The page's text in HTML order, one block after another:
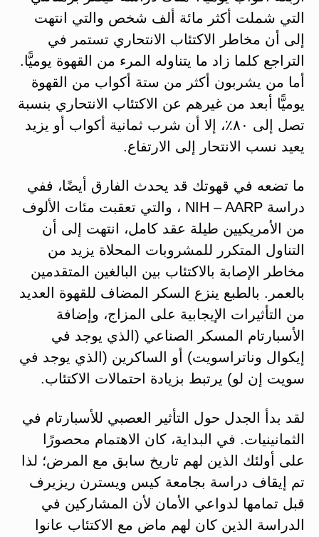
التي شملت أكثر مائة ألف شخص والتي انتهت
إلى أن مخاطر الاكتئاب الانتحاري تستمر في
التراجع كلما زاد ما يتناوله المرء من القهوة يوميًّا.
أما من يشربون أكثر من ستة أكواب من القهوة
يوميًّا أبعد من غيرهم عن الاكتئاب الانتحاري بنسبة
تصل إلى ٨٠٪، إلا أن شرب ثمانية أكواب أو يزيد
يعيد نسب الانتحار إلى الارتفاع.
ما تضعه في قهوتك قد يحدث الفارق أيضًا، ففي
دراسة NIH – AARP ، والتي تعقبت مئات الألوف
من الأمريكيين طيلة عقد كامل، انتهت إلى أن
التناول المتكرر للمشروبات المحلاة يزيد من
مخاطر الإصابة بالاكتئاب بين البالغين المتقدمين
بالعمر. بالطبع ينزع السكر المضاف للقهوة العديد
من التأثيرات الإيجابية على المزاج، وإضافة
الأسبارتام المسكر الصناعي (الذي يوجد في
إيكوال وناتراسويت) أو الساكرين (الذي يوجد في
سويت إن لو) يرتبط بزيادة احتمالات الاكتئاب.
لقد بدأ الجدل حول التأثير العصبي للأسبارتام في
الثمانينيات. في البداية، كان الاهتمام محصورًا
على أولئك الذين لهم تاريخ سابق مع المرض؛ لذا
تم إيقاف دراسة بجامعة كيس ويسترن ريزيرف
قبل تمامها لدواعي الأمان لأن المشاركين في
الدراسة الذين كان لهم ماض مع الاكتئاب عانوا